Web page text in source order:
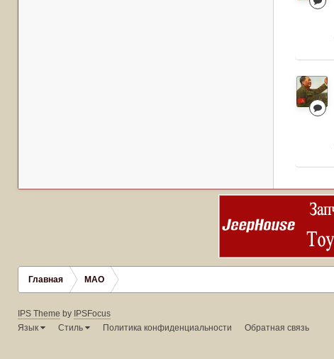
Главная МАО
IPS Theme by IPSFocus
Язык
Стиль Политика конфиденциальности Обратная связь